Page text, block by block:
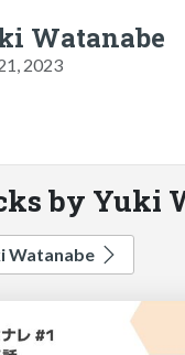
Watanabe
2023
by Yuki
Watanabe